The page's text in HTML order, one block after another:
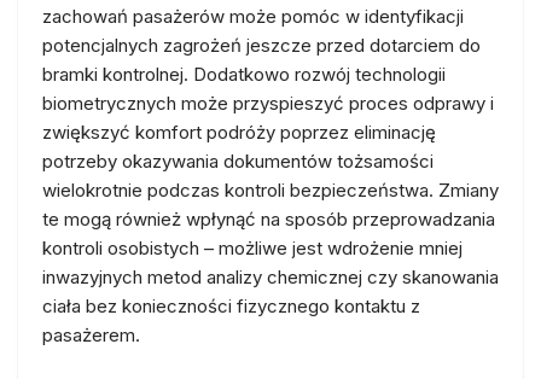
zachowań pasażerów może pomóc w identyfikacji
potencjalnych zagrożeń jeszcze przed dotarciem do
bramki kontrolnej. Dodatkowo rozwój technologii
biometrycznych może przyspieszyć proces odprawy i
zwiększyć komfort podróży poprzez eliminację
potrzeby okazywania dokumentów tożsamości
wielokrotnie podczas kontroli bezpieczeństwa. Zmiany
te mogą również wpłynąć na sposób przeprowadzania
kontroli osobistych – możliwe jest wdrożenie mniej
inwazyjnych metod analizy chemicznej czy skanowania
ciała bez konieczności fizycznego kontaktu z
pasażerem.